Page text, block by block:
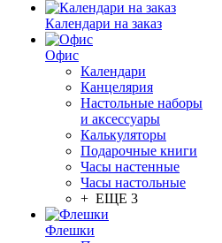
Календари на заказ
Офис
Календари
Канцелярия
Настольные наборы
и аксессуары
Калькуляторы
Подарочные книги
Часы настенные
Часы настольные
+ ЕЩЕ 3
Флешки